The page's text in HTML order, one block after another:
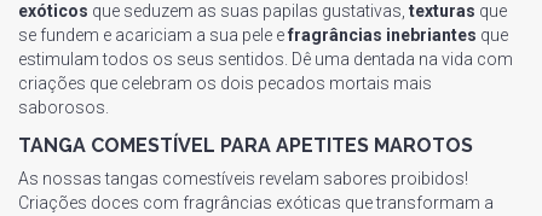
exóticos que seduzem as suas papilas gustativas, texturas que
se fundem e acariciam a sua pele efragrâncias inebriantes que
estimulam todos os seus sentidos. Dê uma dentada na vida com
criações que celebram os dois pecados mortais mais
saborosos.
TANGA COMESTÍVEL PARA APETITES MAROTOS
As nossas tangas comestíveis revelam sabores proibidos!
Criações doces com fragrâncias exóticas que transformam a